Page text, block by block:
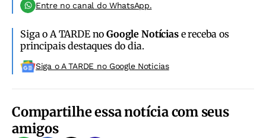
Entre no canal do WhatsApp.
Siga o A TARDE noGoogle Notíciase receba os
principais destaques do dia.
Siga o A TARDE no Google Noticias
Compartilhe essa notícia com seus
amigos